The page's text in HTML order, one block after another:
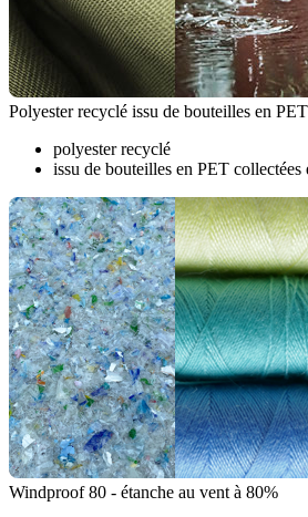
Polyester recyclé issu de bouteilles en PET
polyester recyclé
issu de bouteilles en PET collectées
Windproof 80 - étanche au vent à 80%